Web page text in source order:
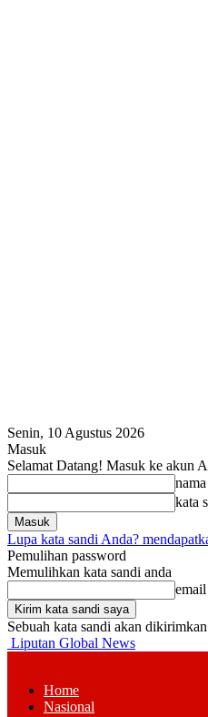
Senin, 10 Agustus 2026
Masuk
Selamat Datang! Masuk ke akun
kata
Lupa kata sandi Anda?
Pemulihan password
Memulihkan kata sandi anda
Sebuah kata sandi akan
Liputan Global News
Home
Nasional